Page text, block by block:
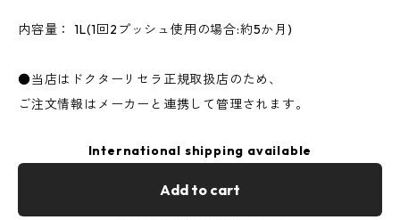
内容量： 1L(1回2プッシュ使用の場合:約5か月)
●当店はドクターリセラ正規取扱店のため、
ご注文情報はメーカーと連携して管理されます。
International shipping available
Add to cart